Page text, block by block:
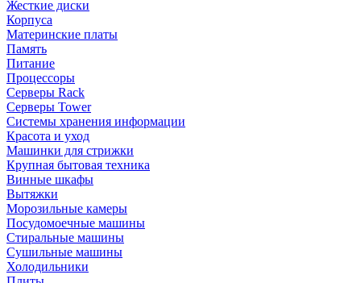
Жесткие диски
Корпуса
Материнские платы
Память
Питание
Процессоры
Серверы Rack
Серверы Tower
Системы хранения информации
Красота и уход
Машинки для стрижки
Крупная бытовая техника
Винные шкафы
Вытяжки
Морозильные камеры
Посудомоечные машины
Стиральные машины
Сушильные машины
Холодильники